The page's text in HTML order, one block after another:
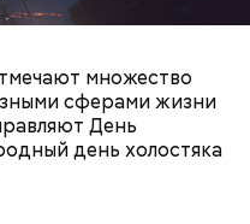
множество
сферами жизни
День
день холостяка